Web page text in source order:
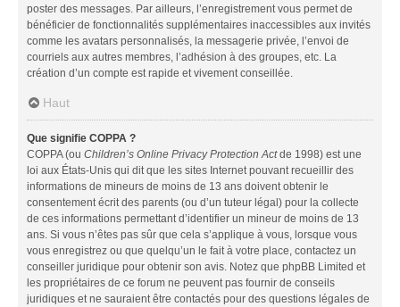
poster des messages. Par ailleurs, l’enregistrement vous permet de
bénéficier de fonctionnalités supplémentaires inaccessibles aux invités
comme les avatars personnalisés, la messagerie privée, l’envoi de
courriels aux autres membres, l’adhésion à des groupes, etc. La
création d’un compte est rapide et vivement conseillée.
Haut
Que signifie COPPA ?
COPPA (ou Children’s Online Privacy Protection Actde 1998) est une
loi aux États-Unis qui dit que les sites Internet pouvant recueillir des
informations de mineurs de moins de 13 ans doivent obtenir le
consentement écrit des parents (ou d’un tuteur légal) pour la collecte
de ces informations permettant d’identifier un mineur de moins de 13
ans. Si vous n’êtes pas sûr que cela s’applique à vous, lorsque vous
vous enregistrez ou que quelqu’un le fait à votre place, contactez un
conseiller juridique pour obtenir son avis. Notez que phpBB Limited et
les propriétaires de ce forum ne peuvent pas fournir de conseils
juridiques et ne sauraient être contactés pour des questions légales de